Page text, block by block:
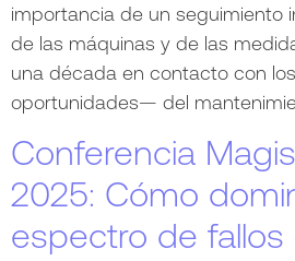
importancia de un seguimiento
de las máquinas y de las
una década en contacto con
oportunidades— del
Conferencia
2025: Cómo
espectro de fallos